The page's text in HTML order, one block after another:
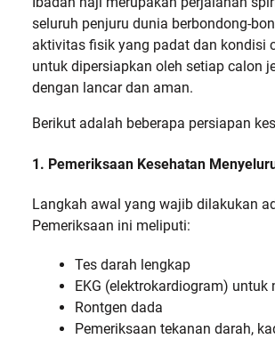
seluruh penjuru dunia berbondong-
aktivitas fisik yang padat dan kondisi
untuk dipersiapkan oleh setiap calon
dengan lancar dan aman.
Berikut adalah beberapa persiapan
1. Pemeriksaan Kesehatan
Langkah awal yang wajib dilakukan
Pemeriksaan ini meliputi:
Tes darah lengkap
EKG (elektrokardiogram)
Rontgen dada
Pemeriksaan tekanan darah,